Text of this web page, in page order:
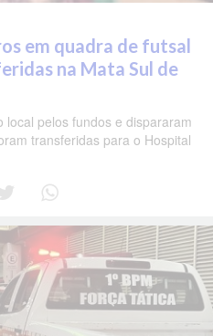
em quadra de futsal
na Mata Sul de
pelos fundos e dispararam
transferidas para o Hospital